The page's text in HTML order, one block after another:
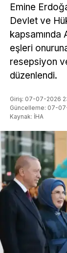
Emine
Devlet ve
kapsamında
eşleri
resepsiyon
düzenlendi.
Giriş: 07-07-2026
Güncelleme: 07-
Kaynak: İHA